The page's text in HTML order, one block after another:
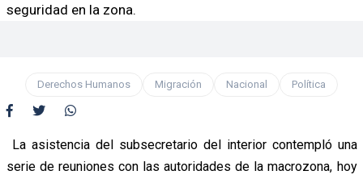
seguridad en la zona.
Derechos Humanos Migración Nacional Política
La asistencia del subsecretario del interior contempló una
serie de reuniones con las autoridades de la macrozona, hoy